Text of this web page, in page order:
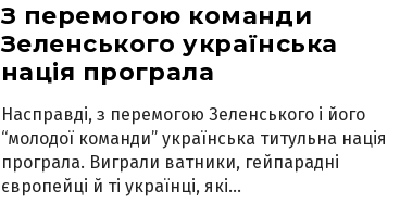
З перемогою команди
Зеленського українська
нація програла
Насправді, з перемогою Зеленського і його
“молодої команди” українська титульна нація
програла. Виграли ватники, гейпарадні
європейці й ті українці, які...